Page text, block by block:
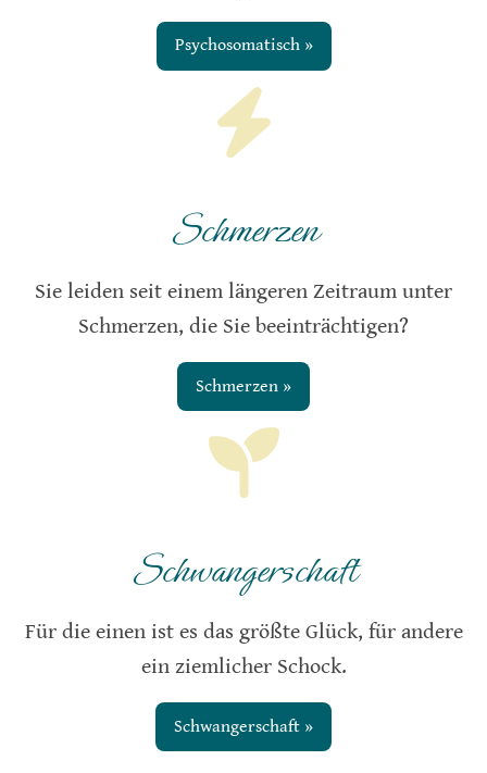
Psychosomatisch »
Schmerzen
Sie leiden seit einem längeren Zeitraum unter
Schmerzen, die Sie beeinträchtigen?
Schmerzen »
Schwangerschaft
Für die einen ist es das größte Glück, für andere
ein ziemlicher Schock.
Schwangerschaft »